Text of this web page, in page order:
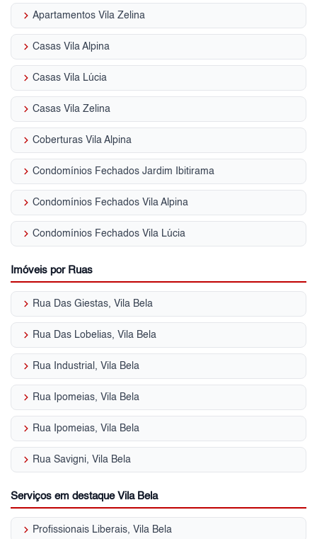
keyboard_arrow_right Apartamentos Vila Zelina
keyboard_arrow_right Casas Vila Alpina
keyboard_arrow_right Casas Vila Lúcia
keyboard_arrow_right Casas Vila Zelina
keyboard_arrow_right Coberturas Vila Alpina
keyboard_arrow_right Condomínios Fechados Jardim Ibitirama
keyboard_arrow_right Condomínios Fechados Vila Alpina
keyboard_arrow_right Condomínios Fechados Vila Lúcia
Imóveis por Ruas
keyboard_arrow_right Rua Das Giestas, Vila Bela
keyboard_arrow_right Rua Das Lobelias, Vila Bela
keyboard_arrow_right Rua Industrial, Vila Bela
keyboard_arrow_right Rua Ipomeias, Vila Bela
keyboard_arrow_right Rua Ipomeias, Vila Bela
keyboard_arrow_right Rua Savigni, Vila Bela
Serviços em destaque Vila Bela
keyboard_arrow_right Profissionais Liberais, Vila Bela